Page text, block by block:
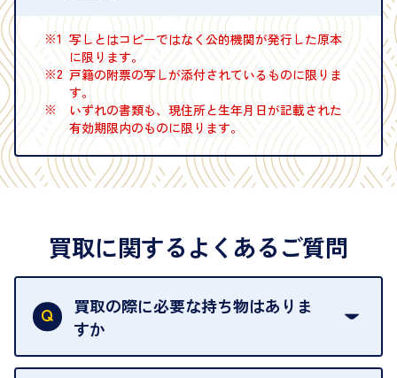
※1 写しとはコピーではなく公的機関が発行した原本
に限ります。
※2 戸籍の附票の写しが添付されているものに限りま
す。
※
いずれの書類も、現住所と生年月日が記載された
有効期限内のものに限ります。
買取に関するよくあるご質問
買取の際に必要な持ち物はありま
すか
本人確認書類をご用意ください。ご利用になれる書